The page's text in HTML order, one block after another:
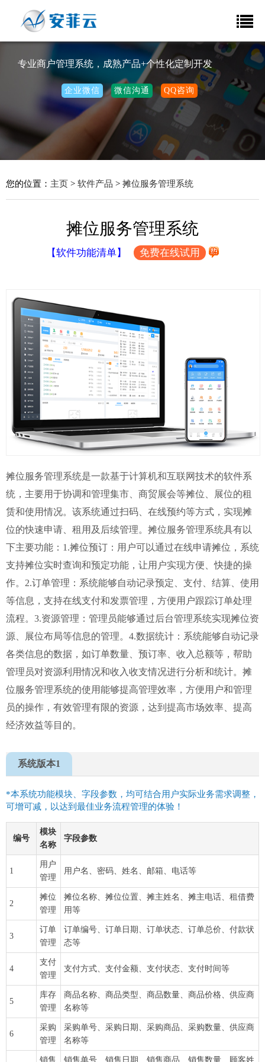
专业商户管理系统，成熟产品+个性化定制开发
企业微信 微信沟通 QQ咨询
您的位置： 主页 > 软件产品 > 摊位服务管理系统
摊位服务管理系统
【软件功能清单】 免费在线试用
摊位服务管理系统是一款基于计算机和互联网技术的软件系
统，主要用于协调和管理集市、商贸展会等摊位、展位的租
赁和使用情况。该系统通过扫码、在线预约等方式，实现摊
位的快速申请、租用及后续管理。摊位服务管理系统具有以
下主要功能：1.摊位预订：用户可以通过在线申请摊位，系统
支持摊位实时查询和预定功能，让用户实现方便、快捷的操
作。2.订单管理：系统能够自动记录预定、支付、结算、使用
等信息，支持在线支付和发票管理，方便用户跟踪订单处理
流程。3.资源管理：管理员能够通过后台管理系统实现摊位资
源、展位布局等信息的管理。4.数据统计：系统能够自动记录
各类信息的数据，如订单数量、预订率、收入总额等，帮助
管理员对资源利用情况和收入收支情况进行分析和统计。摊
位服务管理系统的使用能够提高管理效率，方便用户和管理
员的操作，有效管理有限的资源，达到提高市场效率、提高
经济效益等目的。
系统版本1
*本系统功能模块、字段参数，均可结合用户实际业务需求调整，
可增可减，以达到最佳业务流程管理的体验！
编号
模块
名称
字段参数
1
用户
管理
用户名、密码、姓名、邮箱、电话等
2
摊位
管理
摊位名称、摊位位置、摊主姓名、摊主电话、租借费
用等
3
订单
管理
订单编号、订单日期、订单状态、订单总价、付款状
态等
4
支付
管理
支付方式、支付金额、支付状态、支付时间等
5
库存
管理
商品名称、商品类型、商品数量、商品价格、供应商
名称等
6
采购
管理
采购单号、采购日期、采购商品、采购数量、供应商
名称等
销售 销售单号、销售日期、销售商品、销售数量、顾客姓